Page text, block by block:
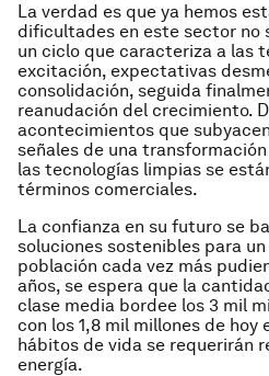
La verdad es que ya hemos
dificultades en este sector no
un ciclo que caracteriza a las
excitación, expectativas
consolidación, seguida
reanudación del crecimiento.
acontecimientos que
señales de una
las tecnologías limpias se
términos comerciales.
La confianza en su futuro se
soluciones sostenibles para
población cada vez más
años, se espera que la
clase media bordee los 3 mil
con los 1,8 mil millones de hoy
hábitos de vida se requerirán
energía.